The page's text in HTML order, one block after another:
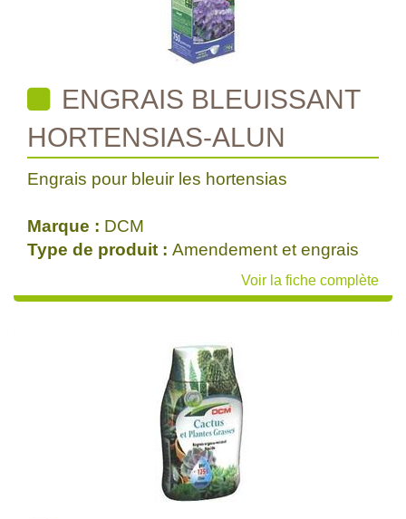
ENGRAIS BLEUISSANT
HORTENSIAS-ALUN
Engrais pour bleuir les hortensias
Marque : DCM
Type de produit : Amendement et engrais
Voir la fiche complète